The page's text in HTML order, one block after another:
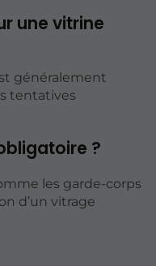
une vitrine
généralement
tentatives
?
les garde-corps
d’un vitrage